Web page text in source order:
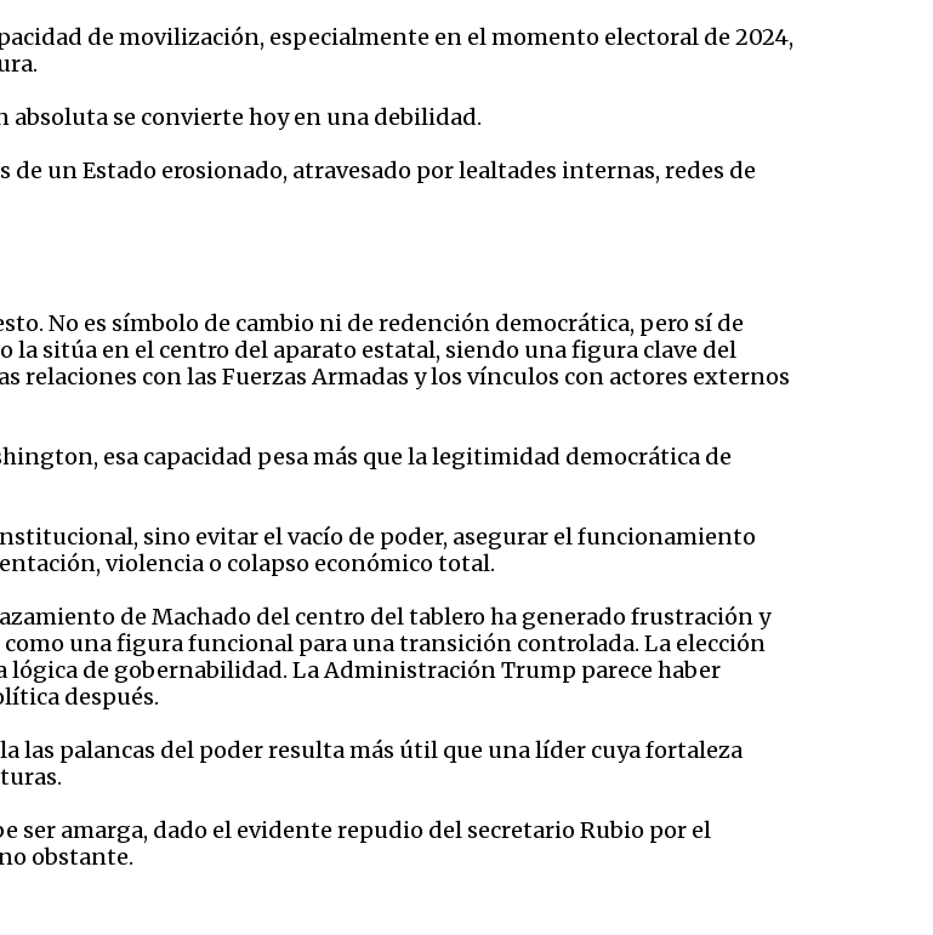
de movilización, especialmente en el momento electoral de 2024,
se convierte hoy en una debilidad.
un Estado erosionado, atravesado por lealtades internas, redes de
No es símbolo de cambio ni de redención democrática, pero sí de
sitúa en el centro del aparato estatal, siendo una figura clave del
relaciones con las Fuerzas Armadas y los vínculos con actores externos
esa capacidad pesa más que la legitimidad democrática de
sino evitar el vacío de poder, asegurar el funcionamiento
violencia o colapso económico total.
de Machado del centro del tablero ha generado frustración y
una figura funcional para una transición controlada. La elección
lógica de gobernabilidad. La Administración Trump parece haber
después.
las palancas del poder resulta más útil que una líder cuya fortaleza
ser amarga, dado el evidente repudio del secretario Rubio por el
obstante.